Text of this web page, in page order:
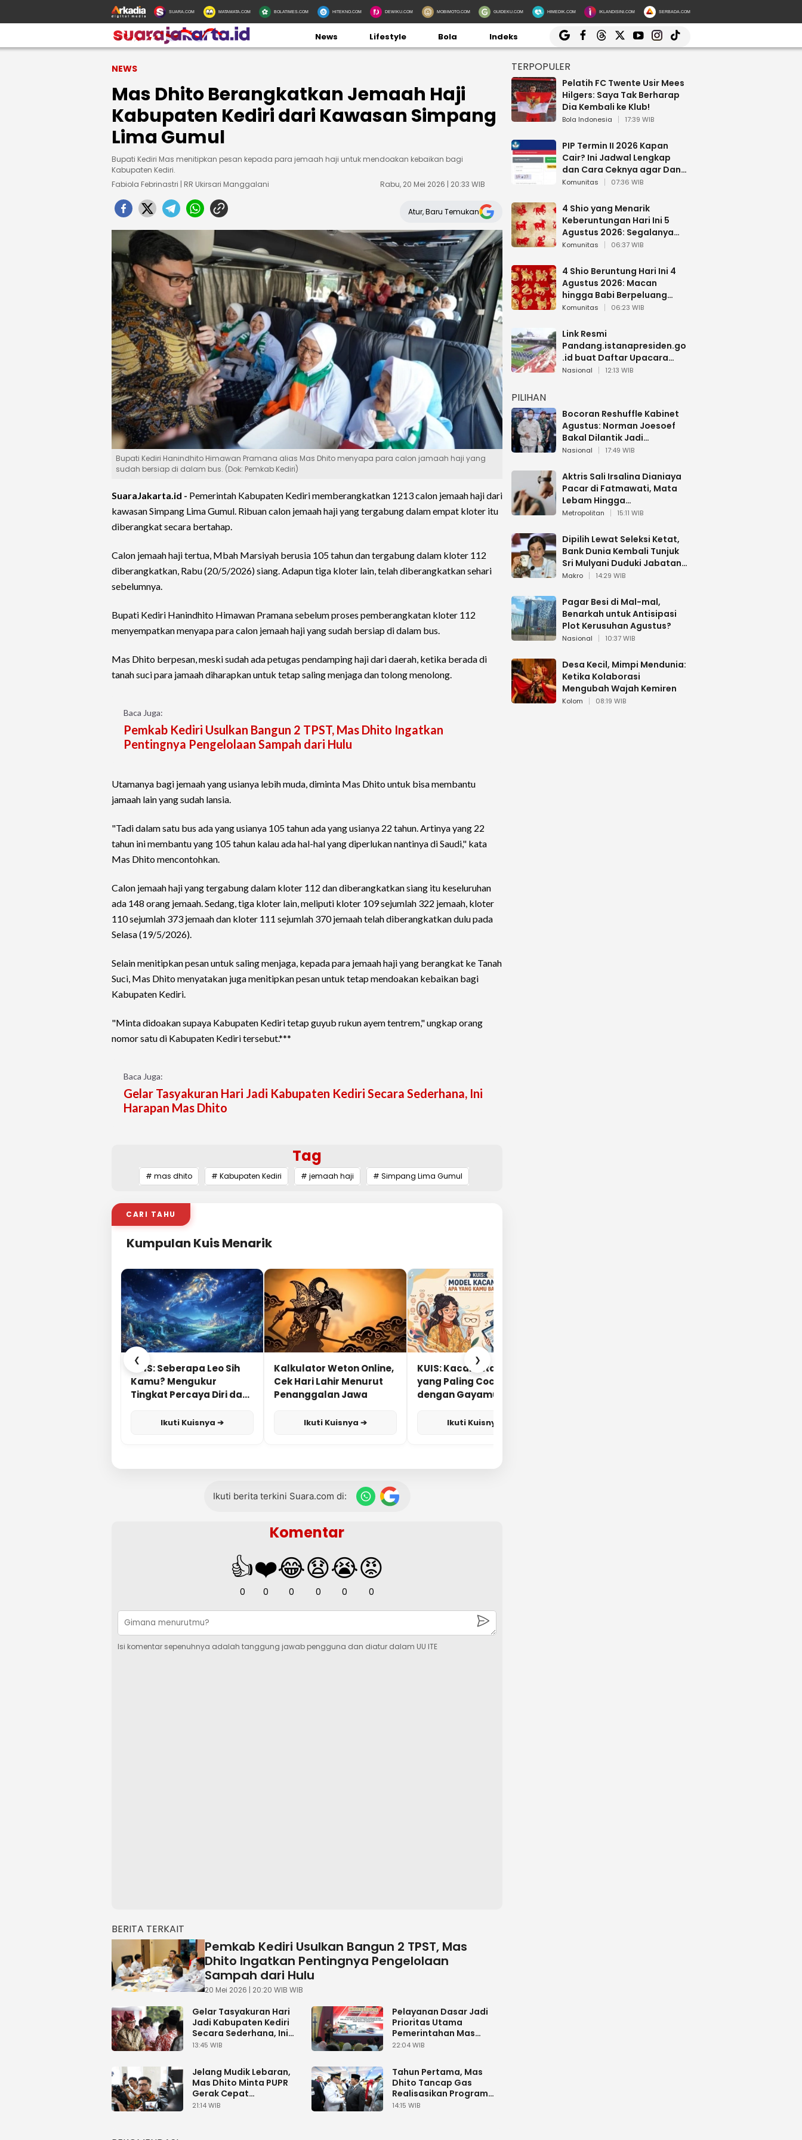
SUARA.COM MATAMATA.COM BOLATIMES.COM HITEKNO.COM DEWIKU.COM MOBIMOTO.COM GUIDEKU.COM HIMEDIK.COM IKLANDISINI.COM SERBADA.COM
News Lifestyle Bola Indeks
NEWS
Mas Dhito Berangkatkan Jemaah Haji
Kabupaten Kediri dari Kawasan Simpang
Lima Gumul
Bupati Kediri Mas menitipkan pesan kepada para jemaah haji untuk mendoakan kebaikan bagi
Kabupaten Kediri.
Fabiola Febrinastri | RR Ukirsari Manggalani
Rabu, 20 Mei 2026 | 20:33 WIB
Atur, Baru Temukan
Bupati Kediri Hanindhito Himawan Pramana alias Mas Dhito menyapa para calon jamaah haji yang
sudah bersiap di dalam bus. (Dok: Pemkab Kediri)
SuaraJakarta.id - Pemerintah Kabupaten Kediri memberangkatkan 1213 calon jemaah haji dari
kawasan Simpang Lima Gumul. Ribuan calon jemaah haji yang tergabung dalam empat kloter itu
diberangkat secara bertahap.
Calon jemaah haji tertua, Mbah Marsiyah berusia 105 tahun dan tergabung dalam kloter 112
diberangkatkan, Rabu (20/5/2026) siang. Adapun tiga kloter lain, telah diberangkatkan sehari
sebelumnya.
Bupati Kediri Hanindhito Himawan Pramana sebelum proses pemberangkatan kloter 112
menyempatkan menyapa para calon jemaah haji yang sudah bersiap di dalam bus.
Mas Dhito berpesan, meski sudah ada petugas pendamping haji dari daerah, ketika berada di
tanah suci para jamaah diharapkan untuk tetap saling menjaga dan tolong menolong.
Baca Juga:
Pemkab Kediri Usulkan Bangun 2 TPST, Mas Dhito Ingatkan
Pentingnya Pengelolaan Sampah dari Hulu
Utamanya bagi jemaah yang usianya lebih muda, diminta Mas Dhito untuk bisa membantu
jamaah lain yang sudah lansia.
"Tadi dalam satu bus ada yang usianya 105 tahun ada yang usianya 22 tahun. Artinya yang 22
tahun ini membantu yang 105 tahun kalau ada hal-hal yang diperlukan nantinya di Saudi," kata
Mas Dhito mencontohkan.
Calon jemaah haji yang tergabung dalam kloter 112 dan diberangkatkan siang itu keseluruhan
ada 148 orang jemaah. Sedang, tiga kloter lain, meliputi kloter 109 sejumlah 322 jemaah, kloter
110 sejumlah 373 jemaah dan kloter 111 sejumlah 370 jemaah telah diberangkatkan dulu pada
Selasa (19/5/2026).
Selain menitipkan pesan untuk saling menjaga, kepada para jemaah haji yang berangkat ke Tanah
Suci, Mas Dhito menyatakan juga menitipkan pesan untuk tetap mendoakan kebaikan bagi
Kabupaten Kediri.
"Minta didoakan supaya Kabupaten Kediri tetap guyub rukun ayem tentrem," ungkap orang
nomor satu di Kabupaten Kediri tersebut.***
Baca Juga:
Gelar Tasyakuran Hari Jadi Kabupaten Kediri Secara Sederhana, Ini
Harapan Mas Dhito
Tag
# mas dhito # Kabupaten Kediri # jemaah haji # Simpang Lima Gumul
CARI TAHU
Kumpulan Kuis Menarik
❮
KUIS: Seberapa Leo Sih
Kamu? Mengukur
Tingkat Percaya Diri dan
Ikuti Kuisnya ➔
Kalkulator Weton Online,
Cek Hari Lahir Menurut
Penanggalan Jawa
Ikuti Kuisnya ➔
KUIS: Kacamata Apa
yang Paling Cocok
dengan Gayamu?
Ikuti Kuisnya ➔
❯
Ikuti berita terkini Suara.com di:
Komentar
👍
0
❤️
0
😂
0
😧
0
😭
0
😡
0
Isi komentar sepenuhnya adalah tanggung jawab pengguna dan diatur dalam UU ITE
BERITA TERKAIT
Pemkab Kediri Usulkan Bangun 2 TPST, Mas
Dhito Ingatkan Pentingnya Pengelolaan
Sampah dari Hulu
20 Mei 2026 | 20:20 WIB WIB
Gelar Tasyakuran Hari
Jadi Kabupaten Kediri
Secara Sederhana, Ini
Harapan Mas Dhito
13:45 WIB
Pelayanan Dasar Jadi
Prioritas Utama
Pemerintahan Mas
Dhito dalam
22:04 WIB
Jelang Mudik Lebaran,
Mas Dhito Minta PUPR
Gerak Cepat
Penanganan Jalan
21:14 WIB
Tahun Pertama, Mas
Dhito Tancap Gas
Realisasikan Program
Prioritas
14:15 WIB
TERPOPULER
Pelatih FC Twente Usir Mees
Hilgers: Saya Tak Berharap
Dia Kembali ke Klub!
Bola Indonesia 17:39 WIB
PIP Termin II 2026 Kapan
Cair? Ini Jadwal Lengkap
dan Cara Ceknya agar Dana
Tidak Hangus!
Komunitas 07:36 WIB
4 Shio yang Menarik
Keberuntungan Hari Ini 5
Agustus 2026: Segalanya
Berjalan Lancar
Komunitas 06:37 WIB
4 Shio Beruntung Hari Ini 4
Agustus 2026: Macan
hingga Babi Berpeluang
Dapat Kabar Baik
Komunitas 06:23 WIB
Link Resmi
Pandang.istanapresiden.go
.id buat Daftar Upacara
Bendera HUT RI di Istana
Nasional 12:13 WIB
PILIHAN
Bocoran Reshuffle Kabinet
Agustus: Norman Joesoef
Bakal Dilantik Jadi
Wamenhan RI
Nasional 17:49 WIB
Aktris Sali Irsalina Dianiaya
Pacar di Fatmawati, Mata
Lebam Hingga
Diselamatkan Polantas
Metropolitan 15:11 WIB
Dipilih Lewat Seleksi Ketat,
Bank Dunia Kembali Tunjuk
Sri Mulyani Duduki Jabatan
Strategis
Makro 14:29 WIB
Pagar Besi di Mal-mal,
Benarkah untuk Antisipasi
Plot Kerusuhan Agustus?
Nasional 10:37 WIB
Desa Kecil, Mimpi Mendunia:
Ketika Kolaborasi
Mengubah Wajah Kemiren
Kolom 08:19 WIB